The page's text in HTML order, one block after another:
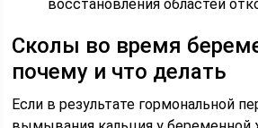
восстановления областей
Сколы во время
почему и что делать
Если в результате гормональной